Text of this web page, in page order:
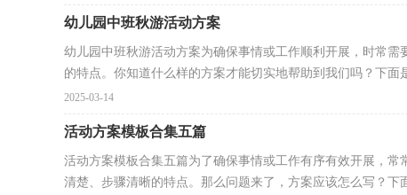
幼儿园中班秋游活动方案
幼儿园中班秋游活动方案为确保事情或工作顺利开展，时常
的特点。你知道什么样的方案才能切实地帮助到我们吗？下面
2025-03-14
活动方案模板合集五篇
活动方案模板合集五篇为了确保事情或工作有序有效开展，
清楚、步骤清晰的特点。那么问题来了，方案应该怎么写？下